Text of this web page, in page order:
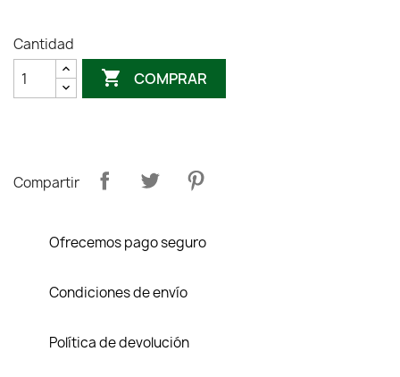
Cantidad
 COMPRAR
Compartir
Ofrecemos pago seguro
Condiciones de envío
Política de devolución